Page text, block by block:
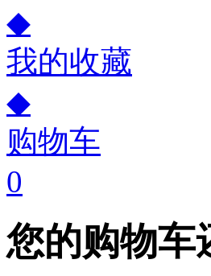
◆
我的收藏
◆
购物车
0
您的购物车